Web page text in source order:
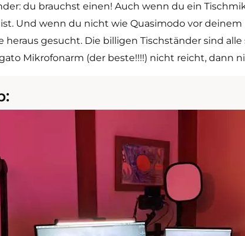
du brauchst einen! Auch wenn du ein
Und wenn du nicht wie Quasimodo vor
gesucht. Die billigen Tischständer sind
Mikrofonarm (der beste!!!!) nicht reicht, dann